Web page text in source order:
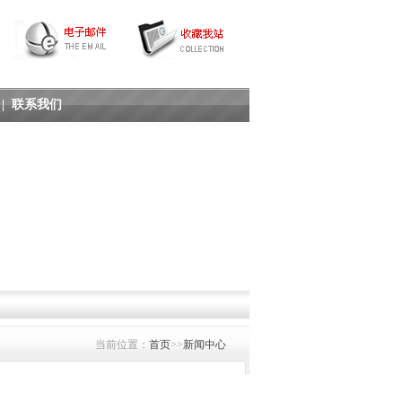
联系我们
当前位置： 首页>>新闻中心